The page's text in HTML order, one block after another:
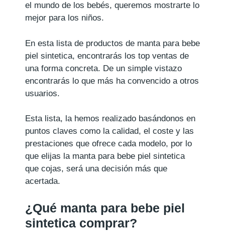
el mundo de los bebés, queremos mostrarte lo
mejor para los niños.
En esta lista de productos de manta para bebe
piel sintetica, encontrarás los top ventas de
una forma concreta. De un simple vistazo
encontrarás lo que más ha convencido a otros
usuarios.
Esta lista, la hemos realizado basándonos en
puntos claves como la calidad, el coste y las
prestaciones que ofrece cada modelo, por lo
que elijas la manta para bebe piel sintetica
que cojas, será una decisión más que
acertada.
¿Qué manta para bebe piel
sintetica comprar?